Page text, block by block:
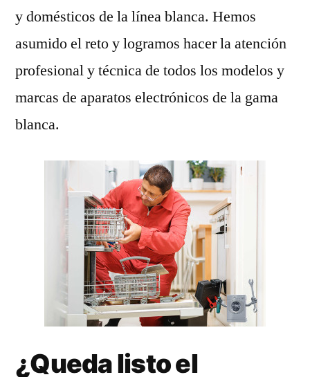
y domésticos de la línea blanca. Hemos
asumido el reto y logramos hacer la atención
profesional y técnica de todos los modelos y
marcas de aparatos electrónicos de la gama
blanca.
¿Queda listo el